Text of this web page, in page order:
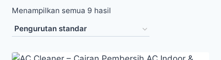
Menampilkan semua 9 hasil